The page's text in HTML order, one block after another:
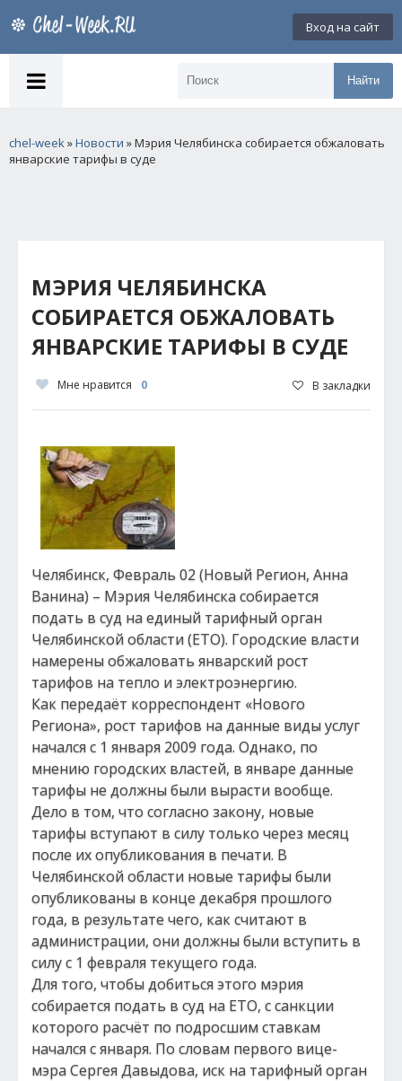
Вход на сайт
Найти
chel-week»Новости » Мэрия Челябинска собирается обжаловать
январские тарифы в суде
МЭРИЯ ЧЕЛЯБИНСКА
СОБИРАЕТСЯ ОБЖАЛОВАТЬ
ЯНВАРСКИЕ ТАРИФЫ В СУДЕ
Мне нравится 0 В закладки
Челябинск, Февраль 02 (Новый Регион, Анна
Ванина) – Мэрия Челябинска собирается
подать в суд на единый тарифный орган
Челябинской области (ЕТО). Городские власти
намерены обжаловать январский рост
тарифов на тепло и электроэнергию.
Как передаёт корреспондент «Нового
Региона», рост тарифов на данные виды услуг
начался с 1 января 2009 года. Однако, по
мнению городских властей, в январе данные
тарифы не должны были вырасти вообще.
Дело в том, что согласно закону, новые
тарифы вступают в силу только через месяц
после их опубликования в печати. В
Челябинской области новые тарифы были
опубликованы в конце декабря прошлого
года, в результате чего, как считают в
администрации, они должны были вступить в
силу с 1 февраля текущего года.
Для того, чтобы добиться этого мэрия
собирается подать в суд на ЕТО, с санкции
которого расчёт по подросшим ставкам
начался с января. По словам первого вице-
мэра Сергея Давыдова, иск на тарифный орган